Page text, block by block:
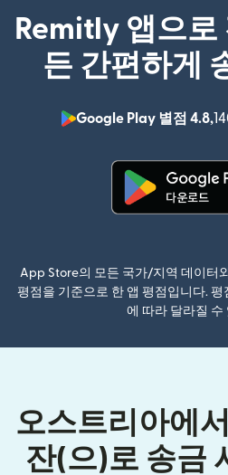
Remitly 앱으로
든 간편하게
Google Play 별점 4.8,
App Store의 모든 국가/지역 데이터
평점을 기준으로 한 앱 평점입니다.
에 따라 달라질 수
오스트리아에
잔(으)로 송금